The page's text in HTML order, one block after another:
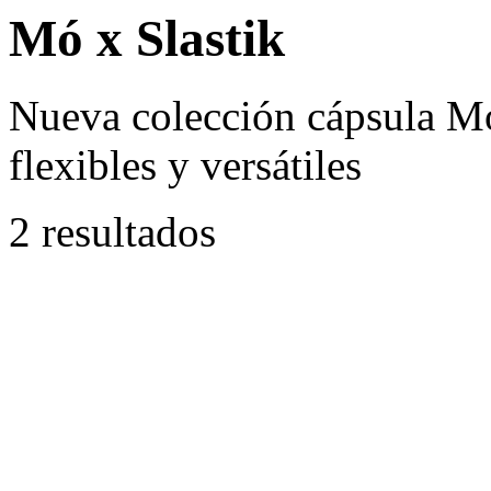
Mó x Slastik
Nueva colección cápsula
flexibles y versátiles
2 resultados